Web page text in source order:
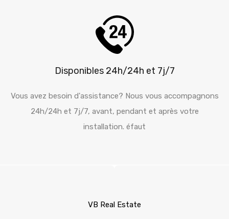
Disponibles 24h/24h et 7j/7
Vous avez besoin d'assistance? Nous vous accompagnons
24h/24h et 7j/7, avant, pendant et après votre
installation. éfaut
VB Real Estate